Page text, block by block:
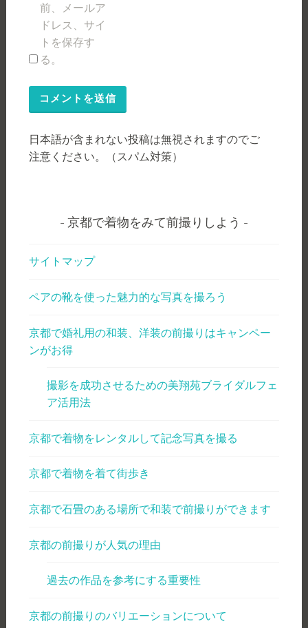
前、メールア
ドレス、サイ
トを保存す
る。
日本語が含まれない投稿は無視されますのでご
注意ください。（スパム対策）
京都で着物をみて前撮りしよう
サイトマップ
ペアの靴を使った魅力的な写真を撮ろう
京都で婚礼用の和装、洋装の前撮りはキャンペー
ンがお得
撮影を成功させるための美翔苑ブライダルフェ
ア活用法
京都で着物をレンタルして記念写真を撮る
京都で着物を着て街歩き
京都で石畳のある場所で和装で前撮りができます
京都の前撮りが人気の理由
過去の作品を参考にする重要性
京都の前撮りのバリエーションについて